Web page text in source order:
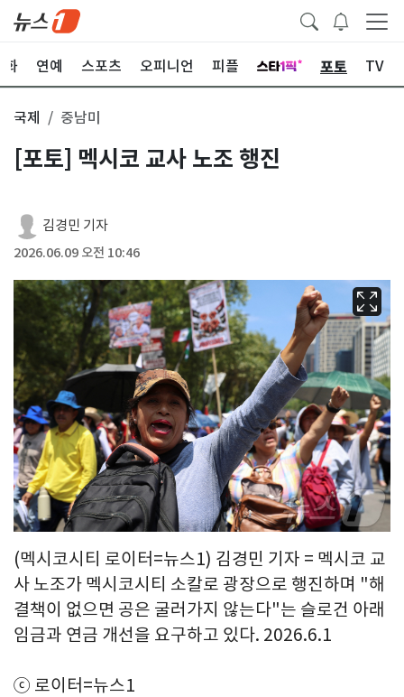
화 연예 스포츠 오피니언 피플 포토 TV
국제 중남미
[포토] 멕시코 교사 노조 행진
김경민 기자
2026.06.09 오전 10:46
(멕시코시티 로이터=뉴스1) 김경민 기자 = 멕시코 교
사 노조가 멕시코시티 소칼로 광장으로 행진하며 "해
결책이 없으면 공은 굴러가지 않는다"는 슬로건 아래
임금과 연금 개선을 요구하고 있다. 2026.6.1
ⓒ 로이터=뉴스1